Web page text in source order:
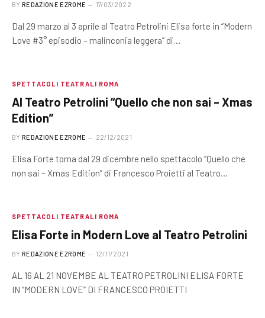
BY REDAZIONE EZROME 17/03/2022
Dal 29 marzo al 3 aprile al Teatro Petrolini Elisa forte in “Modern
Love #3° episodio – malinconia leggera” di…
SPETTACOLI TEATRALI ROMA
Al Teatro Petrolini “Quello che non sai – Xmas
Edition”
BY REDAZIONE EZROME 22/12/2021
Elisa Forte torna dal 29 dicembre nello spettacolo “Quello che
non sai – Xmas Edition” di Francesco Proietti al Teatro…
SPETTACOLI TEATRALI ROMA
Elisa Forte in Modern Love al Teatro Petrolini
BY REDAZIONE EZROME 12/11/2021
AL 16 AL 21 NOVEMBE AL TEATRO PETROLINI ELISA FORTE
IN “MODERN LOVE” DI FRANCESCO PROIETTI